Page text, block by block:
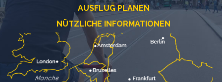
AUSFLUG PLANEN
NÜTZLICHE INFORMATIONEN